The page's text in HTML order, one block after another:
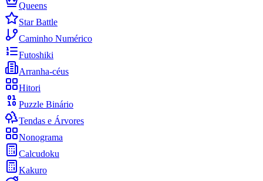
Queens
Star Battle
Caminho Numérico
Futoshiki
Arranha-céus
Hitori
Puzzle Binário
Tendas e Árvores
Nonograma
Calcudoku
Kakuro